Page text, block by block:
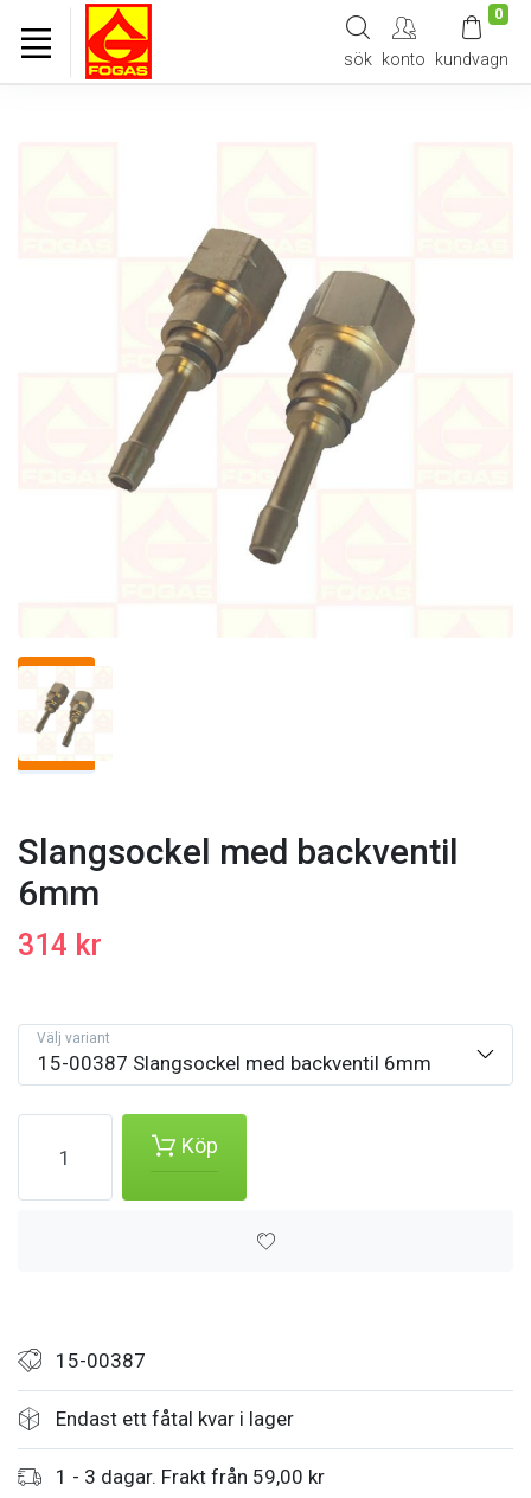
sök konto
0
kundvagn
Slangsockel med backventil
6mm
314 kr
15-00387 Slangsockel med backventil 6mm
Välj variant
Köp
15-00387
Endast ett fåtal kvar i lager
1 - 3 dagar. Frakt från 59,00 kr